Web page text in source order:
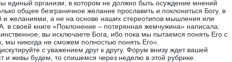
единый организм, в котором не должно быть осуждение мнений
общее безграничное желание прославить и поклониться Богу, в
и желаниями, а не на основе наших стереотипов мышления или
в своей книге «Поклонение – потерянная жемчужина» написала:
вы исключаете Бога, ибо пока мы пытаемся понять Его с
мы никогда не сможем полностью понять Его».
с уважением друг к другу. Форум внизу ждет вашей
и живы будем, то спишемся через неделю в этой рубрике.